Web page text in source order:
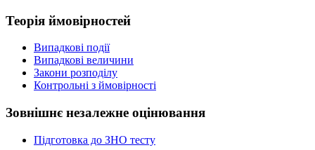
Теорія ймовірностей
Випадкові події
Випадкові величини
Закони розподілу
Контрольні з ймовірності
Зовнішнє незалежне оцінювання
Підготовка до ЗНО тесту